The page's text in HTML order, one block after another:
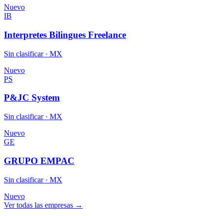
Nuevo
IB
Interpretes Bilingues Freelance
Sin clasificar · MX
Nuevo
PS
P&JC System
Sin clasificar · MX
Nuevo
GE
GRUPO EMPAC
Sin clasificar · MX
Nuevo
Ver todas las empresas →